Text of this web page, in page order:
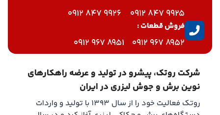
9925 847 0912
9926 847 0912
فروش قطعات :
8952 967 0912
8951 967 0912
شرکت روتک، پیشرو در تولید و عرضه راهکارهای
نوین برش و جوش لیزری در ایران
روتک فعالیت خود را از سال ۱۳۹۳ با تولید و واردات